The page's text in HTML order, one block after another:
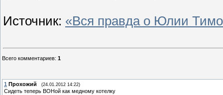
Источник: «Вся правда о Юлии
Всего комментариев: 1
1 Прохожий (24.01.2012 14:22)
Сидеть теперь ВОНой как медному котелку